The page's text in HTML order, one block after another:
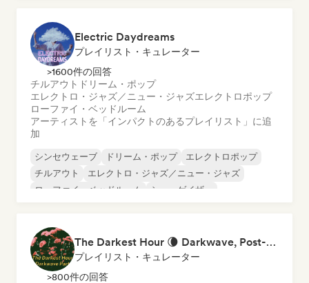
Electric Daydreams
プレイリスト・キュレーター
>1600件の回答
チルアウト ドリーム・ポップ
エレクトロ・ジャズ／ニュー・ジャズエレクトロポップ
ローファイ・ベッドルーム
アーティストを「インパクトのあるプレイリスト」に追
加
シンセウェーブ ドリーム・ポップ
エレクトロポップ
チルアウト
エレクトロ・ジャズ／ニュー・ジャズ
ローファイ・ベッドルーム
シューゲイザー
The Darkest Hour 🌘 Darkwave, Post-Punk & Coldwave
プレイリスト・キュレーター
>800件の回答